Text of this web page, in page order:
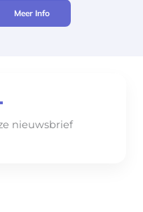
Meer Info
nieuwsbrief